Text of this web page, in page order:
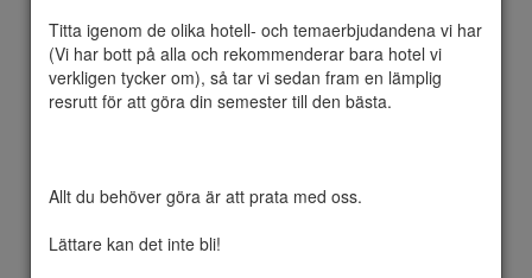
Titta igenom de olika hotell- och temaerbjudandena vi har
(Vi har bott på alla och rekommenderar bara hotel vi
verkligen tycker om), så tar vi sedan fram en lämplig
resrutt för att göra din semester till den bästa.
Allt du behöver göra är att prata med oss.
Lättare kan det inte bli!
Bologna är en stad i Italien, huvudort i
provinsen Bologna och huvudstad i
regionen Emilia-Romagna. Staden, som
namn åt den så kallade Bolognaprocessen
utbildningsministrar. Bologna är ett